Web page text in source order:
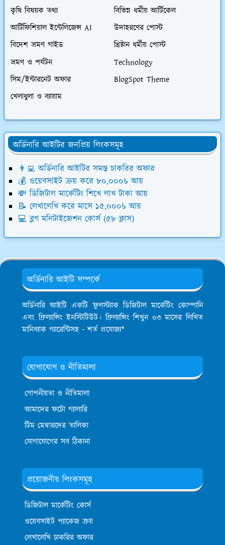
কৃষি বিষয়ক তথ্য
বিভিন্ন ধর্মীয় আর্টিকেল
আর্টিফিশিয়াল ইন্টেলিজেন্স AI
উদাহরণের পোস্ট
বিদেশ ভ্রমণ গাইড
খ্রিষ্টান ধর্মীয় পোস্ট
ভ্রমণ ও পর্যটন
Technology
সিম/ইন্টারনেট অফার
BlogSpot Theme
খেলাধুলা ও ব্যায়াম
অর্ডিনারি আইটির জনপ্রিয় লিংকসমূহ
👨‍💻 অর্ডিনারি আইটির সমস্ত চাকরির অফার
💰 ওয়েবসাইট ক্রয় করে ৮০,০০০৳ আয়
💸 ডিজিটাল মার্কেটিং শিখে লাখ টাকা আয়
📝 লেখালেখি করে মাসে ১৫,০০০৳ আয়
💻 ব্লগ মনিটাইজেশন কোর্স (৫৮ ক্লাস)
অর্ডিনারি আইটি সম্পর্কে
অর্ডিনারি আইটি একটি ফুলস্ট্যাক ডিজিটাল মার্কেটিং কোম্পানি
এবং ফ্রিল্যান্সিং ইনস্টিটিউট। ফ্রিল্যান্সিং শিখুন ০৩ মাসের লিখিত
মানিব্যাক গ্যারেন্টিসহ - শর্ত প্রযোজ্য*
যোগাযোগ ও নীতিমালা
গোপনীয়তা ও নীতিমালা
আমাদের ফটো গ্যালারি
টিম মেম্বারদের তালিকা
যোগাযোগের সব ঠিকানা
প্রয়োজনীয় লিংকসমূহ
ডিজিটাল মার্কেটিং কোর্স
ওয়েবসাইট প্যাকেজ ক্রয়
লেখালেখি চাকরির অফার